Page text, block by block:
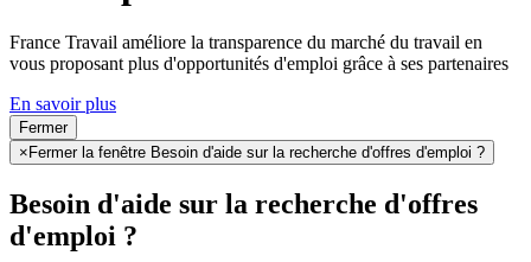
France Travail améliore la transparence du marché du travail en
vous proposant plus d'opportunités d'emploi grâce à ses partenaires
En savoir plus
Fermer
× Fermer la fenêtre Besoin d'aide sur la recherche d'offres d'emploi ?
Besoin d'aide sur la recherche d'offres
d'emploi ?